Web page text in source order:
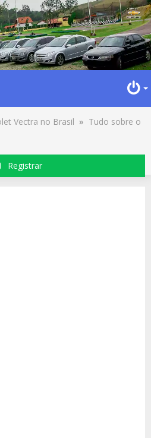
Vectra no Brasil » Tudo sobre o
Registrar